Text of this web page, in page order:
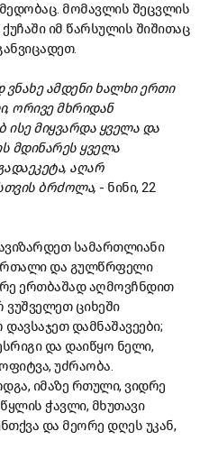
მომავლის შეცვლის
იმ წარსულის შიშითაც
ვნახე ამდენი ხალხი ერთი
ორივე მხრიდან
ისე მიყვარდა ყველა და
მდინარეს ყველა
აღარ
ბრძოლა, - ნინი, 22
სამართლიანი
და გულწრფელი
ერთბაშად აღმოვჩნდით
ვუშველეთ ციხეში
დამნაშავეები;
და დაიწყო ნელი,
უძრაობა.
იმაზე რთული, ვიდრე
ჭავლი, მხუთავი
და მეორე დღეს უკან,